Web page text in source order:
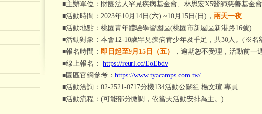
■主辦單位：財團法人罕見疾病基金會、林思宏X5醫師慈善基金會
■活動時間：2023年10月14日(六) ~10月15日(日)， 兩天一夜
■活動地點：桃園青年體驗學習園區(桃園市新屋區新港路16號)
■活動對象：本會12-18歲罕見疾病青少年及手足，共30人。(※
■報名時間： 即日起至9月15日（五）
，逾期恕不受理，活動前一
■線上報名： https://reurl.cc/EoEbdv
■園區官網參考： https://www.tyacamps.com.tw/
■活動洽詢：02-2521-0717分機134活動公關組 楊文瑄 專員
■活動流程：(可能部分微調，依當天活動安排為主。)